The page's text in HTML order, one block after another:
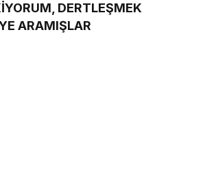
DERTLEŞMEK
ARAMIŞLAR